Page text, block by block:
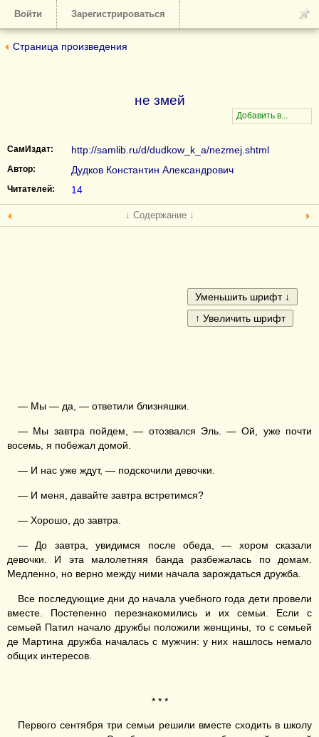
Войти Зарегистрироваться
Страница произведения
не змей
СамИздат: http://samlib.ru/d/dudkow_k_a/nezmej.shtml
Автор: Дудков Константин Александрович
Читателей: 14
↓ Содержание ↓
— Мы — да, — ответили близняшки.
— Мы завтра пойдем, — отозвался Эль. — Ой, уже почти
восемь, я побежал домой.
— И нас уже ждут, — подскочили девочки.
— И меня, давайте завтра встретимся?
— Хорошо, до завтра.
— До завтра, увидимся после обеда, — хором сказали
девочки. И эта малолетняя банда разбежалась по домам.
Медленно, но верно между ними начала зарождаться дружба.
Все последующие дни до начала учебного года дети провели
вместе. Постепенно перезнакомились и их семьи. Если с
семьей Патил начало дружбы положили женщины, то с семьей
де Мартина дружба началась с мужчин: у них нашлось немало
общих интересов.
* * *
Первого сентября три семьи решили вместе сходить в школу